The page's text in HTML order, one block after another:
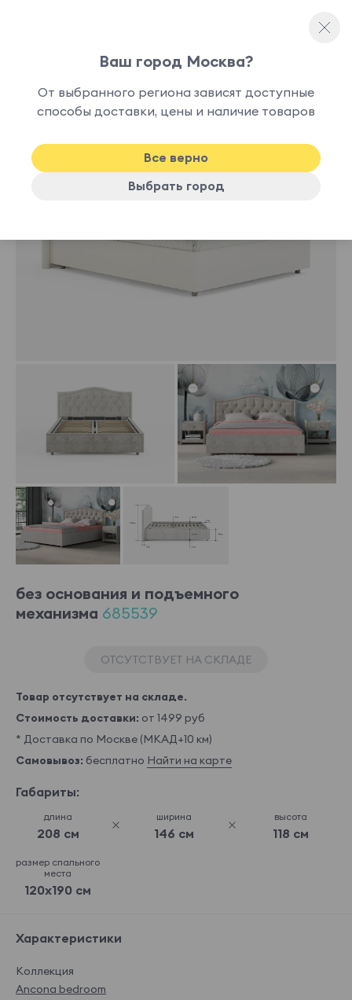
наличии
без основания и подъемного
механизма 685539
ОТСУТСТВУЕТ НА СКЛАДЕ
Товар отсутствует на складе.
Стоимость доставки: от 1499 руб
* Доставка по Москве (МКАД+10 км)
Самовывоз: бесплатно Найти на карте
Габариты:
длина
208 см
ширина
146 см
высота
118 см
размер спального
места
120x190 см
Характеристики
Коллекция
Ancona bedroom
Ваш город Москва?
От выбранного региона зависят доступные
способы доставки, цены и наличие товаров
Все верно
Выбрать город